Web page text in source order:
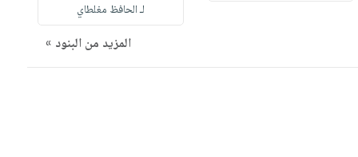
لـ الحافظ مغلطاي
المزيد من البنود »